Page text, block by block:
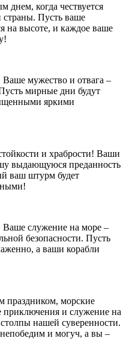
днем, когда чествуется
страны. Пусть ваше
на высоте, и каждое ваше
мужество и отвага –
мирные дни будут
яркими
и храбрости! Ваши
выдающуюся преданность
ваш штурм будет
служение на море –
безопасности. Пусть
а ваши корабли
праздником, морские
и служение на
нашей суверенности.
и могуч, а вы –